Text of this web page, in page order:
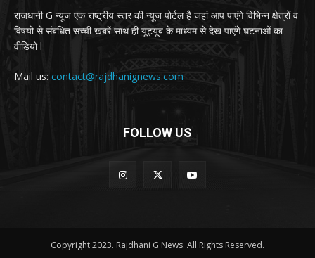
राजधानी G न्यूज एक राष्ट्रीय स्तर की न्यूज पोर्टल है जहां आप पाएंगे विभिन्न क्षेत्रों व
विषयो से संबंधित सच्ची खबरें साथ ही यूट्यूब के माध्यम से देख पाएंगे घटनाओं का
वीडियो l
Mail us: contact@rajdhanignews.com
FOLLOW US
Copyright 2023. Rajdhani G News. All Rights Reserved.